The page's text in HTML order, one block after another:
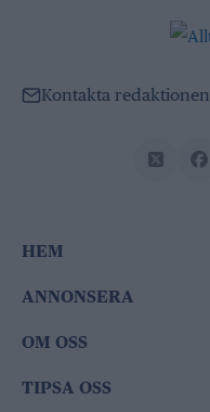
Kontakta redaktionen
HEM
ANNONSERA
OM OSS
TIPSA OSS